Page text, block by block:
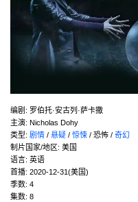
编剧 : 罗伯托·安古列·萨卡撒
主演: Nicholas Dohy
类型: 剧情 / 悬疑 / 惊悚 / 恐怖 / 奇幻
制片国家/地区: 美国
语言: 英语
首播: 2020-12-31(美国)
季数: 4
集数: 8